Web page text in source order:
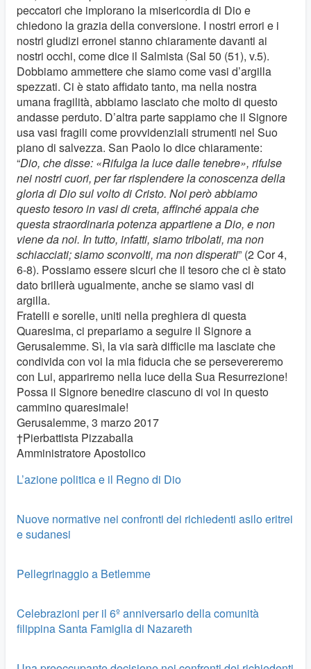
peccatori che implorano la misericordia di Dio e
chiedono la grazia della conversione. I nostri errori e i
nostri giudizi erronei stanno chiaramente davanti ai
nostri occhi, come dice il Salmista (Sal 50 (51), v.5).
Dobbiamo ammettere che siamo come vasi d’argilla
spezzati. Ci è stato affidato tanto, ma nella nostra
umana fragilità, abbiamo lasciato che molto di questo
andasse perduto. D’altra parte sappiamo che il Signore
usa vasi fragili come provvidenziali strumenti nel Suo
piano di salvezza. San Paolo lo dice chiaramente:
“Dio, che disse: «Rifulga la luce dalle tenebre», rifulse
nei nostri cuori, per far risplendere la conoscenza della
gloria di Dio sul volto di Cristo. Noi però abbiamo
questo tesoro in vasi di creta, affinché appaia che
questa straordinaria potenza appartiene a Dio, e non
viene da noi. In tutto, infatti, siamo tribolati, ma non
schiacciati; siamo sconvolti, ma non disperati” (2 Cor 4,
6-8). Possiamo essere sicuri che il tesoro che ci è stato
dato brillerà ugualmente, anche se siamo vasi di
argilla.
Fratelli e sorelle, uniti nella preghiera di questa
Quaresima, ci prepariamo a seguire il Signore a
Gerusalemme. Sì, la via sarà difficile ma lasciate che
condivida con voi la mia fiducia che se persevereremo
con Lui, appariremo nella luce della Sua Resurrezione!
Possa il Signore benedire ciascuno di voi in questo
cammino quaresimale!
Gerusalemme, 3 marzo 2017
†Pierbattista Pizzaballa
Amministratore Apostolico
L’azione politica e il Regno di Dio
Nuove normative nei confronti dei richiedenti asilo eritrei
e sudanesi
Pellegrinaggio a Betlemme
Celebrazioni per il 6º anniversario della comunità
filippina Santa Famiglia di Nazareth